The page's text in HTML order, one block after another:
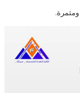
ومثمرة.